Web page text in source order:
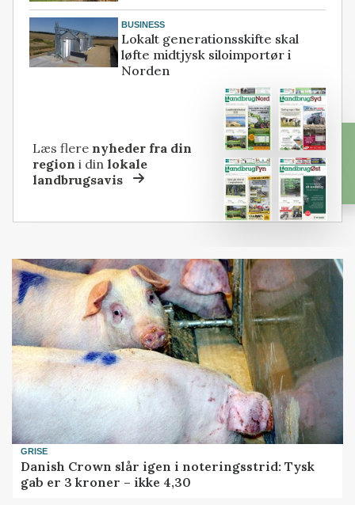
BUSINESS
Lokalt generationsskifte skal
løfte midtjysk siloimportør i
Norden
Læs flere nyheder fra din
region i dinlokale
landbrugsavis
GRISE
Danish Crown slår igen i noteringsstrid: Tysk
gab er 3 kroner – ikke 4,30